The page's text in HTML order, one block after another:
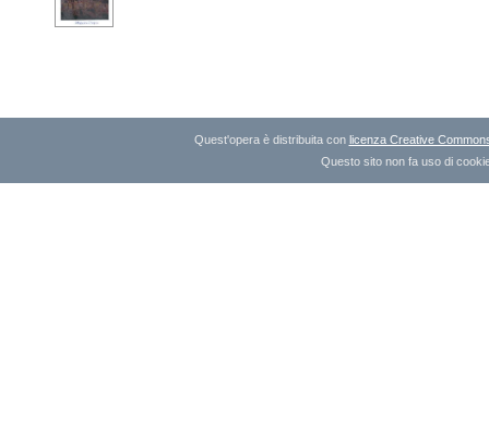
Quest'opera è distribuita con licenza Creative
Questo sito non fa uso di